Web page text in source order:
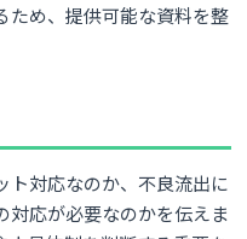
ため、提供可能な資料を整
ト対応なのか、不良流出に
対応が必要なのかを伝えま